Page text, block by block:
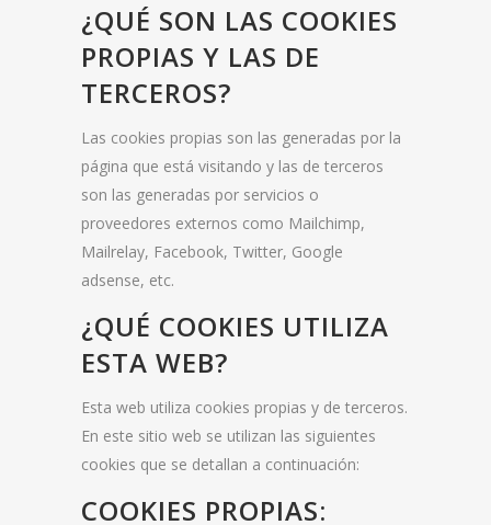
¿QUÉ SON LAS COOKIES
PROPIAS Y LAS DE
TERCEROS?
Las cookies propias son las generadas por la
página que está visitando y las de terceros
son las generadas por servicios o
proveedores externos como Mailchimp,
Mailrelay, Facebook, Twitter, Google
adsense, etc.
¿QUÉ COOKIES UTILIZA
ESTA WEB?
Esta web utiliza cookies propias y de terceros.
En este sitio web se utilizan las siguientes
cookies que se detallan a continuación:
COOKIES PROPIAS: